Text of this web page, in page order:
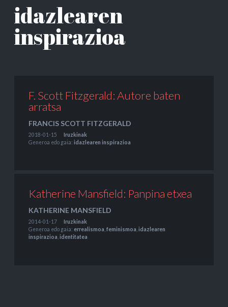
idazlearen
inspirazioa
F. Scott Fitzgerald: Autore baten
arratsa
FRANCIS SCOTT FITZGERALD
2018-01-15
Iruzkinak
Generoa edo gaia: idazlearen inspirazioa
Katherine Mansfield: Panpina etxea
KATHERINE MANSFIELD
2014-01-17
Iruzkinak
Generoa edo gaia: errealismoa,feminismoa,idazlearen
inspirazioa,identitatea